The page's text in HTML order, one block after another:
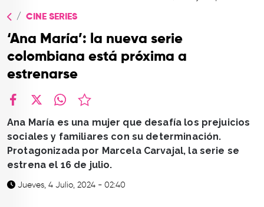
CONTACTO
CINE SERIES
‘Ana María’: la nueva serie
colombiana está próxima a
estrenarse
Ana María es una mujer que desafía los prejuicios
sociales y familiares con su determinación.
Protagonizada por Marcela Carvajal, la serie se
estrena el 16 de julio.
Jueves, 4 Julio, 2024 - 02:40